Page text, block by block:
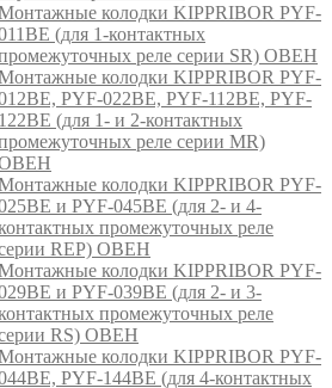
колодки KIPPRIBOR PYF-
(для 1-контактных
реле серии SR) ОВЕН
колодки KIPPRIBOR PYF-
PYF-022BE, PYF-112BE, PYF-
122BE (для 1- и 2-контактных
реле серии MR)
колодки KIPPRIBOR PYF-
и PYF-045BE (для 2- и 4-
промежуточных реле
REP) ОВЕН
колодки KIPPRIBOR PYF-
и PYF-039BE (для 2- и 3-
промежуточных реле
RS) ОВЕН
колодки KIPPRIBOR PYF-
PYF-144BE (для 4-контактных